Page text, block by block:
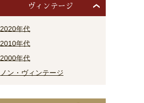
ヴィンテージ
2020年代
2010年代
2000年代
ノン・ヴィンテージ